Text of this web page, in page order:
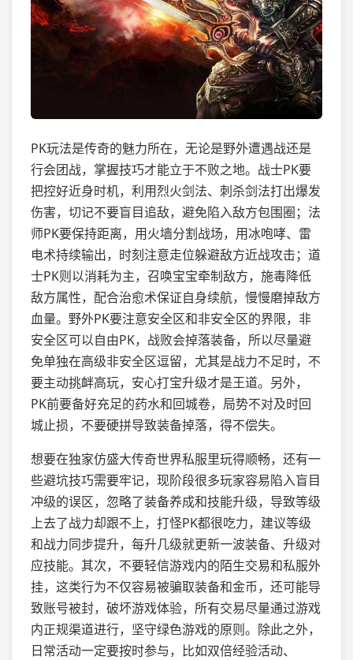
PK玩法是传奇的魅力所在，无论是野外遭遇战还是
行会团战，掌握技巧才能立于不败之地。战士PK要
把控好近身时机，利用烈火剑法、刺杀剑法打出爆发
伤害，切记不要盲目追敌，避免陷入敌方包围圈；法
师PK要保持距离，用火墙分割战场，用冰咆哮、雷
电术持续输出，时刻注意走位躲避敌方近战攻击；道
士PK则以消耗为主，召唤宝宝牵制敌方，施毒降低
敌方属性，配合治愈术保证自身续航，慢慢磨掉敌方
血量。野外PK要注意安全区和非安全区的界限，非
安全区可以自由PK，战败会掉落装备，所以尽量避
免单独在高级非安全区逗留，尤其是战力不足时，不
要主动挑衅高玩，安心打宝升级才是王道。另外，
PK前要备好充足的药水和回城卷，局势不对及时回
城止损，不要硬拼导致装备掉落，得不偿失。
想要在独家仿盛大传奇世界私服里玩得顺畅，还有一
些避坑技巧需要牢记，现阶段很多玩家容易陷入盲目
冲级的误区，忽略了装备养成和技能升级，导致等级
上去了战力却跟不上，打怪PK都很吃力，建议等级
和战力同步提升，每升几级就更新一波装备、升级对
应技能。其次，不要轻信游戏内的陌生交易和私服外
挂，这类行为不仅容易被骗取装备和金币，还可能导
致账号被封，破坏游戏体验，所有交易尽量通过游戏
内正规渠道进行，坚守绿色游戏的原则。除此之外，
日常活动一定要按时参与，比如双倍经验活动、